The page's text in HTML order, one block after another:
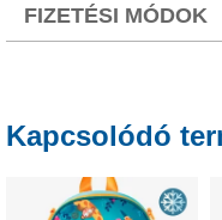
FIZETÉSI MÓDOK
Kapcsolódó